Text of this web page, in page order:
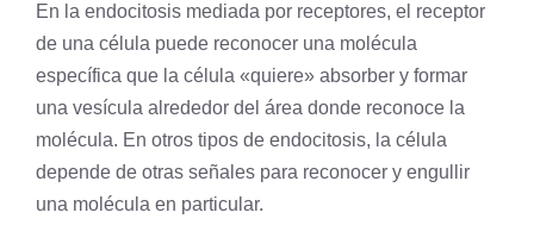
En la endocitosis mediada por receptores, el receptor
de una célula puede reconocer una molécula
específica que la célula «quiere» absorber y formar
una vesícula alrededor del área donde reconoce la
molécula. En otros tipos de endocitosis, la célula
depende de otras señales para reconocer y engullir
una molécula en particular.